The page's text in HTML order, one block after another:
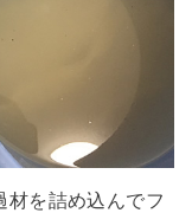
材を詰め込んでフ